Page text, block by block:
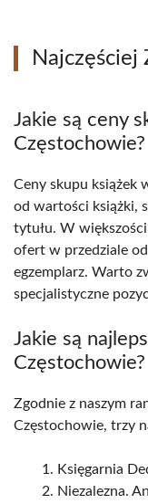
Najczęściej
Jakie są ceny
Częstochowie?
Ceny skupu książek
od wartości książki,
tytułu. W
ofert w przedziale
egzemplarz. Warto
specjalistyczne
Jakie są
Częstochowie?
Zgodnie z naszym
Częstochowie, trzy
Księgarnia
Niezalezna.